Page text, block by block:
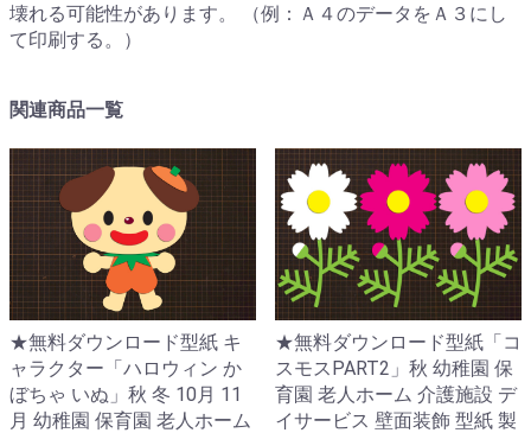
壊れる可能性があります。 （例：Ａ４のデータをＡ３にし
て印刷する。）
関連商品一覧
★無料ダウンロード型紙 キ
ャラクター「ハロウィン か
ぼちゃ いぬ」秋 冬 10月 11
月 幼稚園 保育園 老人ホーム
★無料ダウンロード型紙「コ
スモスPART2」秋 幼稚園 保
育園 老人ホーム 介護施設 デ
イサービス 壁面装飾 型紙 製